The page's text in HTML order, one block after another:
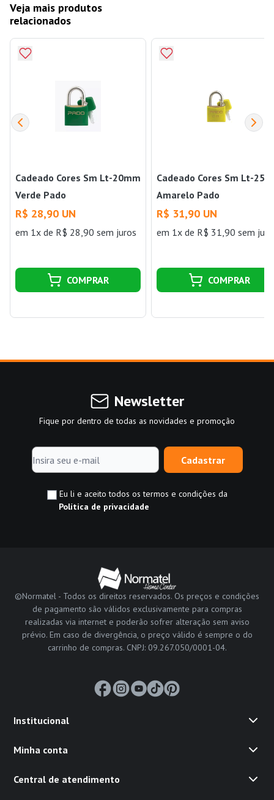
Veja mais produtos
relacionados
Cadeado Cores Sm Lt-20mm
Verde Pado
R$ 28,90 UN
em 1x de R$ 28,90 sem juros
COMPRAR
Cadeado Cores Sm Lt-
Amarelo Pado
R$ 31,90 UN
em 1x de R$ 31,90 sem
COMPRAR
Newsletter
Fique por dentro de todas as novidades e promoção
Cadastrar
Eu li e aceito todos os termos e condições da
Política de privacidade
©Normatel - Todos os direitos reservados. Os preços e condições
de pagamento são válidos exclusivamente para compras
realizadas via internet e poderão sofrer alteração sem aviso
prévio. Em caso de divergência, o preço válido é sempre o do
carrinho de compras. CNPJ: 09.267.050/0001-04.
Institucional
Minha conta
Central de atendimento